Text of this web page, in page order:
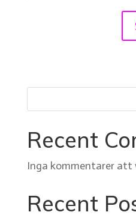
Recent
Inga kommentarer att
Recent